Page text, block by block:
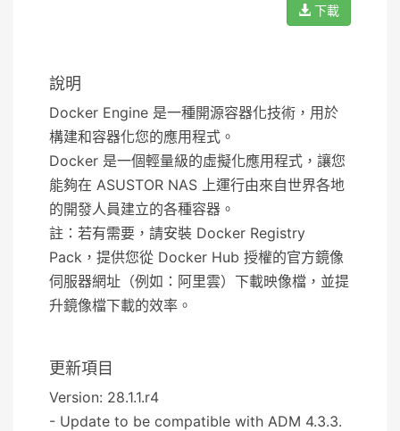
下載
說明
Docker Engine 是一種開源容器化技術，用於
構建和容器化您的應用程式。
Docker 是一個輕量級的虛擬化應用程式，讓您
能夠在 ASUSTOR NAS 上運行由來自世界各地
的開發人員建立的各種容器。
註：若有需要，請安裝 Docker Registry
Pack，提供您從 Docker Hub 授權的官方鏡像
伺服器網址（例如：阿里雲）下載映像檔，並提
升鏡像檔下載的效率。
更新項目
Version: 28.1.1.r4
- Update to be compatible with ADM 4.3.3.